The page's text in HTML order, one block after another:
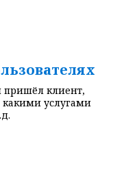
пришёл клиент,
какими услугами